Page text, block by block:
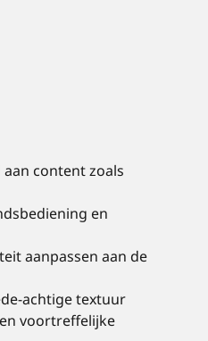
content zoals
en
aanpassen aan de
achtige textuur
voortreffelijke